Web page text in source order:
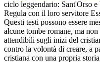
ciclo leggendario: Sant'Orso
Regula con il loro servitore
Questi testi possono essere
alcune tombe romane, ma
attendibili sugli inizi del
contro la volontà di creare, a
cristiana con una propria